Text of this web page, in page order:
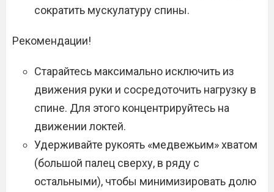
сократить мускулатуру спины.
Рекомендации!
Старайтесь максимально исключить из
движения руки и сосредоточить нагрузку в
спине. Для этого концентрируйтесь на
движении локтей.
Удерживайте рукоять «медвежьим» хватом
(большой палец сверху, в ряду с
остальными), чтобы минимизировать долю